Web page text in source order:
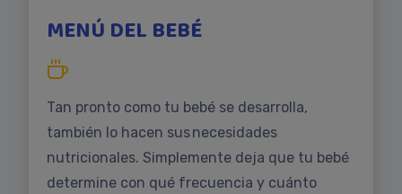
MENÚ DEL BEBÉ
Tan pronto como tu bebé se desarrolla,
también lo hacen sus necesidades
nutricionales. Simplemente deja que tu bebé
determine con qué frecuencia y cuánto